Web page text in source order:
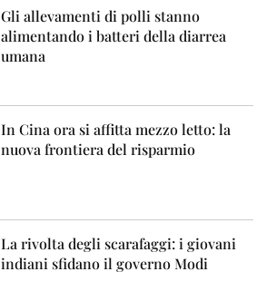
Gli allevamenti di polli stanno
alimentando i batteri della diarrea
umana
In Cina ora si affitta mezzo letto: la
nuova frontiera del risparmio
La rivolta degli scarafaggi: i giovani
indiani sfidano il governo Modi